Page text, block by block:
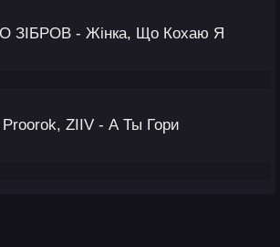
ЗІБРОВ - Жінка, Що Кохаю Я
ZIIV - А Ты Гори